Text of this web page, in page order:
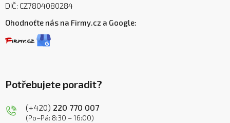
DIČ: CZ7804080284
Ohodnoťte nás na Firmy.cz a Google:
Potřebujete poradit?
(+420) 220 770 007
(Po–Pá: 8:30 – 16:00)